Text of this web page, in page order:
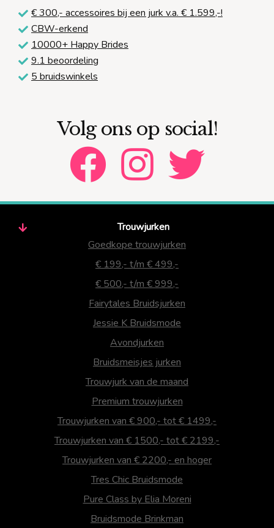
€ 300,- accessoires bij een jurk v.a. € 1.599,-!
CBW-erkend
10000+ Happy Brides
9.1 beoordeling
5 bruidswinkels
Volg ons op social!
Trouwjurken
Goedkope trouwjurken
€ 199,- t/m € 499,-
€ 500,- t/m € 999,-
Fairytales Bruidsjurken
Jessie K Bruidsmode
Avondjurken
Bruidsmeisjes jurken
Trouwjurk van de maand
Premium trouwjurken
Trouwjurken van € 900,- tot € 1499,-
Trouwjurken van € 1500,- tot € 2199,-
Trouwjurken van € 2200,- en hoger
Tres Chic Bruidsmode
Pure Class by Elia Moreni
Bruidsmode Brinkman